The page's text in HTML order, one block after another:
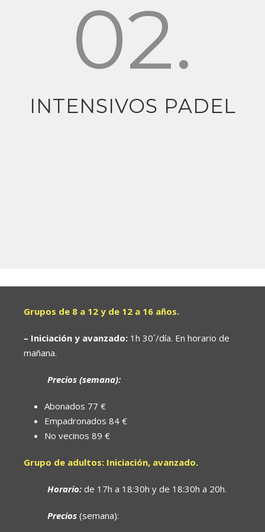
02.
INTENSIVOS PADEL
Grupos de 8 a 12 y de 12 a 16 años.
– Iniciación y avanzado: 1h 30´/día. En horario de
mañana.
Precios (semana):
Abonados 77 €
Empadronados 84 €
No vecinos 89 €
Grupo de adultos: Iniciación, avanzado.
Horario: de 17h a 18:30h y de 18:30h a 20h.
Precios (semana):